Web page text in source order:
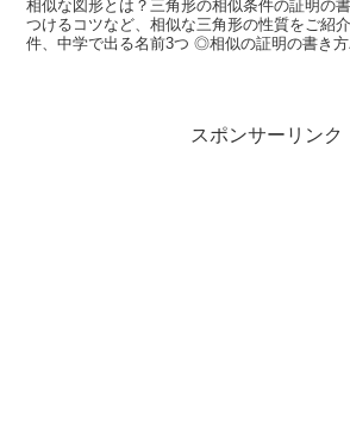
相似な図形とは？三角形の相似条件の証明の
つけるコツなど、相似な三角形の性質をご紹
件、中学で出る名前3つ ◎相似の証明の書き
スポンサーリンク